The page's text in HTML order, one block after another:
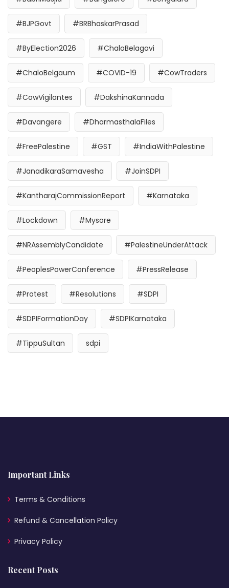
#BJPGovt #BRBhaskarPrasad
#ByElection2026 #ChaloBelagavi
#ChaloBelgaum #COVID-19 #CowTraders
#CowVigilantes #DakshinaKannada
#Davangere #DharmasthalaFiles
#FreePalestine #GST #IndiaWithPalestine
#JanadikaraSamavesha #JoinSDPI
#KantharajCommissionReport #Karnataka
#Lockdown #Mysore
#NRAssemblyCandidate #PalestineUnderAttack
#PeoplesPowerConference #PressRelease
#Protest #Resolutions #SDPI
#SDPIFormationDay #SDPIKarnataka
#TippuSultan sdpi
Important Links
Terms & Conditions
Refund & Cancellation Policy
Privacy Policy
Recent Posts